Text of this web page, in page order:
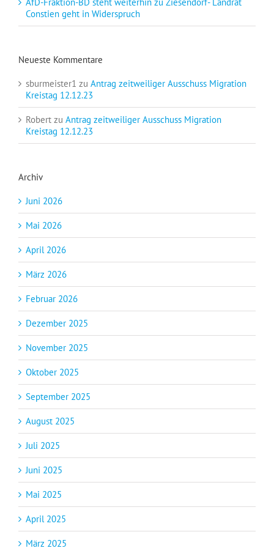
Constien geht in Widerspruch
Neueste Kommentare
sburmeister1 zu Antrag zeitweiliger Ausschuss Migration
Kreistag 12.12.23
Robert zu Antrag zeitweiliger Ausschuss Migration
Kreistag 12.12.23
Archiv
Juni 2026
Mai 2026
April 2026
März 2026
Februar 2026
Dezember 2025
November 2025
Oktober 2025
September 2025
August 2025
Juli 2025
Juni 2025
Mai 2025
April 2025
März 2025